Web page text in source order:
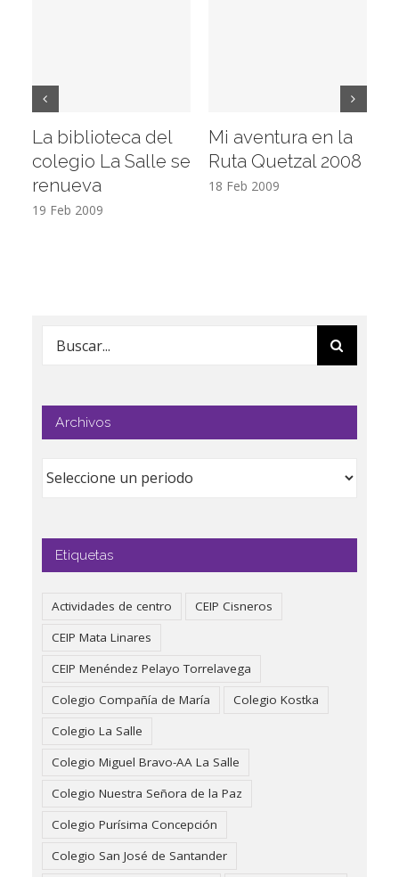
La biblioteca del
colegio La Salle se
renueva
19 Feb 2009
Mi aventura en la
Ruta Quetzal 2008
18 Feb 2009
Buscar:
Archivos
Etiquetas
Actividades de centro
CEIP Cisneros
CEIP Mata Linares
CEIP Menéndez Pelayo Torrelavega
Colegio Compañía de María
Colegio Kostka
Colegio La Salle
Colegio Miguel Bravo-AA La Salle
Colegio Nuestra Señora de la Paz
Colegio Purísima Concepción
Colegio San José de Santander